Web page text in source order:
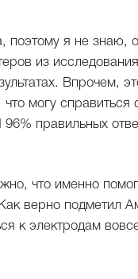
поэтому я не знаю,
из
Впрочем,
могу
правильных
что именно
верно подметил
к электродам